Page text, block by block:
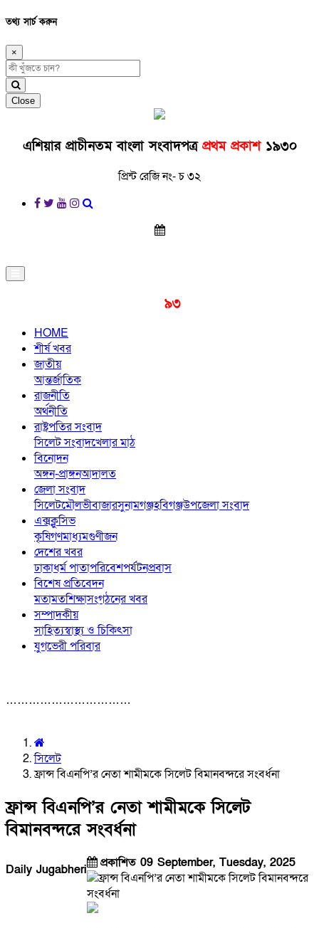
তথ্য সার্চ করুন
×
Close
এশিয়ার প্রাচীনতম বাংলা সংবাদপত্র প্রথম প্রকাশ১৯৩০
প্রিন্ট রেজি নং- চ ৩২
৯৩
HOME
শীর্ষ খবর
জাতীয়
আন্তর্জাতিক
রাজনীতি
অর্থনীতি
রাষ্ট্রপতির সংবাদ
সিলেট সংবাদখেলার মাঠ
বিনোদন
অঙ্গন-প্রাঙ্গনআদালত
জেলা সংবাদ
সিলেটমৌলভীবাজারসুনামগঞ্জহবিগঞ্জউপজেলা সংবাদ
এক্সক্লুসিভ
কৃষিগণমাধ্যমগুণীজন
দেশের খবর
ঢাকাধর্ম পাতাপরিবেশপর্যটনপ্রবাস
বিশেষ প্রতিবেদন
মতামতশিক্ষাসংগঠনের খবর
সম্পাদকীয়
সাহিত্যস্বাস্থ্য ও চিকিৎসা
যুগভেরী পরিবার
……………………………
সিলেট
ফ্রান্স বিএনপি’র নেতা শামীমকে সিলেট বিমানবন্দরে সংবর্ধনা
ফ্রান্স বিএনপি’র নেতা শামীমকে সিলেট
বিমানবন্দরে সংবর্ধনা
Daily Jugabheri প্রকাশিত 09 September, Tuesday, 2025